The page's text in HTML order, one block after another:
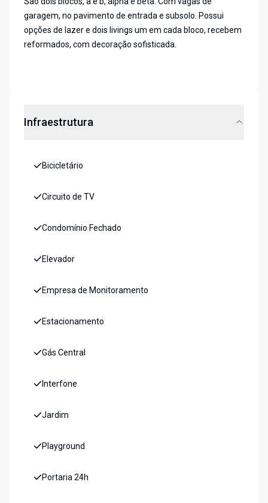
garagem, no pavimento de entrada e subsolo. Possui
opções de lazer e dois livings um em cada bloco, recebem
reformados, com decoração sofisticada.
Infraestrutura
Bicicletário
Circuito de TV
Condomínio Fechado
Elevador
Empresa de Monitoramento
Estacionamento
Gás Central
Interfone
Jardim
Playground
Portaria 24h